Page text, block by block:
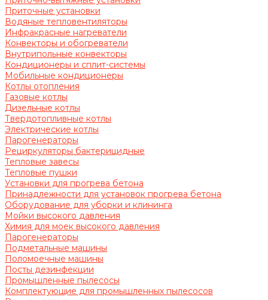
Приточные установки
Водяные тепловентиляторы
Инфракрасные нагреватели
Конвекторы и обогреватели
Внутрипольные конвекторы
Кондиционеры и сплит-системы
Мобильные кондиционеры
Котлы отопления
Газовые котлы
Дизельные котлы
Твердотопливные котлы
Электрические котлы
Парогенераторы
Рециркуляторы бактерицидные
Тепловые завесы
Тепловые пушки
Установки для прогрева бетона
Принадлежности для установок прогрева бетона
Оборудование для уборки и клининга
Мойки высокого давления
Химия для моек высокого давления
Парогенераторы
Подметальные машины
Поломоечные машины
Посты дезинфекции
Промышленные пылесосы
Комплектующие для промышленных пылесосов